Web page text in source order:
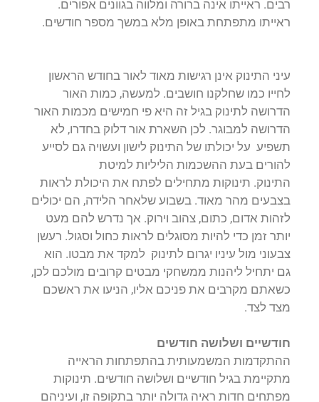
רבים. ראייתו אינה ברורה ומלווה בגוונים אפורים.
ראייתו מתפתחת באופן מלא במשך מספר חודשים.
עיני התינוק אינן רגישות מאוד לאור בחודש הראשון
לחייו כמו שחלקנו חושבים. למעשה, כמות האור
הדרושה לתינוק בגיל זה היא פי חמישים מכמות האור
הדרושה למבוגר. לכן השארת אור דלוק בחדרו, לא
תשפיע על יכולתו של התינוק לישון ועשויה גם לסייע
להורים בעת ההשכמות הליליות למיטת
התינוק. תינוקות מתחילים לפתח את היכולת לראות
בצבעים מהר מאוד. בשבוע שלאחר הלידה, הם יכולים
לזהות אדום, כתום, צהוב וירוק. אך נדרש להם מעט
יותר זמן כדי להיות מסוגלים לראות כחול וסגול. רעשן
צבעוני מול עיניו יגרום לתינוק למקד את מבטו. הוא
גם יתחיל ליהנות ממשחקי מבטים קרובים מולכם לכן,
כשאתם מקרבים את פניכם אליו, הניעו את ראשכם
מצד לצד.
חודשיים ושלושה חודשים
ההתקדמות המשמעותית בהתפתחות הראייה
מתקיימת בגיל חודשיים ושלושה חודשים. תינוקות
מפתחים חדות ראיה גדולה יותר בתקופה זו, ועיניהם